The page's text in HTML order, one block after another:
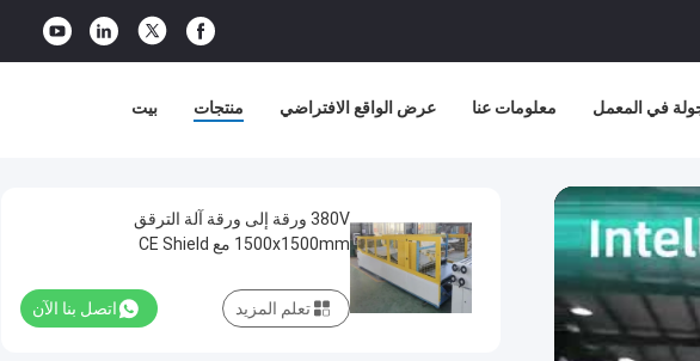
بيت منتجات عرض الواقع الافتراضي معلومات عنا في المعمل
380V ورقة إلى ورقة آلة الترقق
1500x1500mm مع CE Shield
اتصل بنا الآن تعلم المزيد